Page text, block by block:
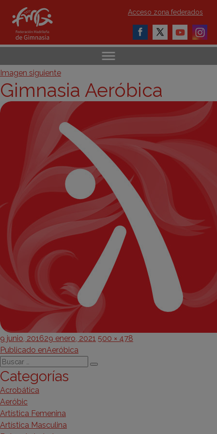
Acceso zona federados
Imagen siguiente
Gimnasia Aeróbica
Publicado
el
9 junio, 201629 enero, 2021 Tamaño
500 × 478
Navegación
de
entradas
Publicado enAeróbica
Buscar
por:
Buscar
Categorías
Acrobática
Aeróbic
Artística Femenina
Artística Masculina